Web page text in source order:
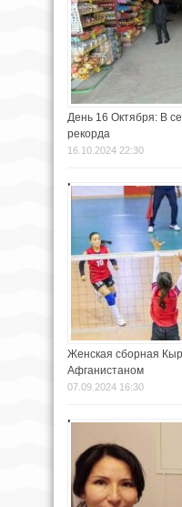
День 16 Октября: В
рекорда
16.10.2024 22:30
Женская сборная
Афганистаном
07.09.2024 16:30